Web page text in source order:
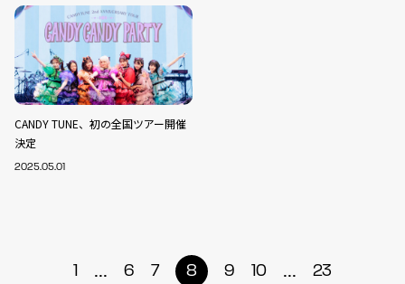
CANDY TUNE、初の全国ツアー開催
決定
2025.05.01
1 ... 6 7 8 9 10 ... 23